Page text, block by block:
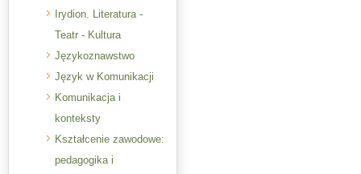
Irydion. Literatura -
Teatr - Kultura
Językoznawstwo
Język w Komunikacji
Komunikacja i
konteksty
Kształcenie zawodowe:
pedagogika i